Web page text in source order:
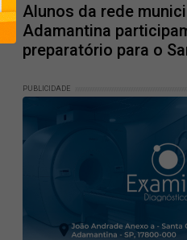
Alunos da rede
Adamantina
preparatório para o
PUBLICIDADE